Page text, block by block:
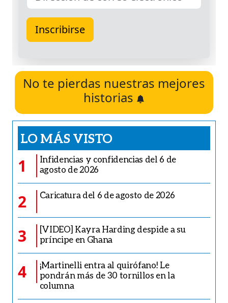
No te pierdas nuestras mejores
historias
LO MÁS VISTO
1
Infidencias y confidencias del 6 de
agosto de 2026
2 Caricatura del 6 de agosto de 2026
3
[VIDEO] Kayra Harding despide a su
príncipe en Ghana
4
¡Martinelli entra al quirófano! Le
pondrán más de 30 tornillos en la
columna